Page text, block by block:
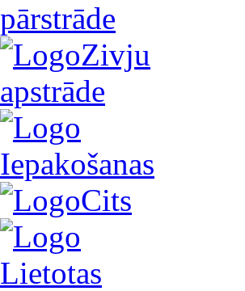
pārstrāde
Zivju
apstrāde
Iepakošanas
Cits
Lietotas